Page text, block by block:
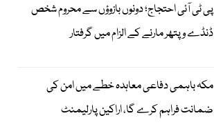
پی ٹی آئی احتجاج؛ دونوں بازوؤں سے محروم شخص
ڈنڈے و پتھر مارنے کے الزام میں گرفتار
مکہ باہمی دفاعی معاہدہ خطے میں امن کی
ضمانت فراہم کرے گا، اراکین پارلیمنٹ